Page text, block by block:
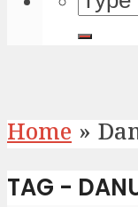
Home »
TAG -